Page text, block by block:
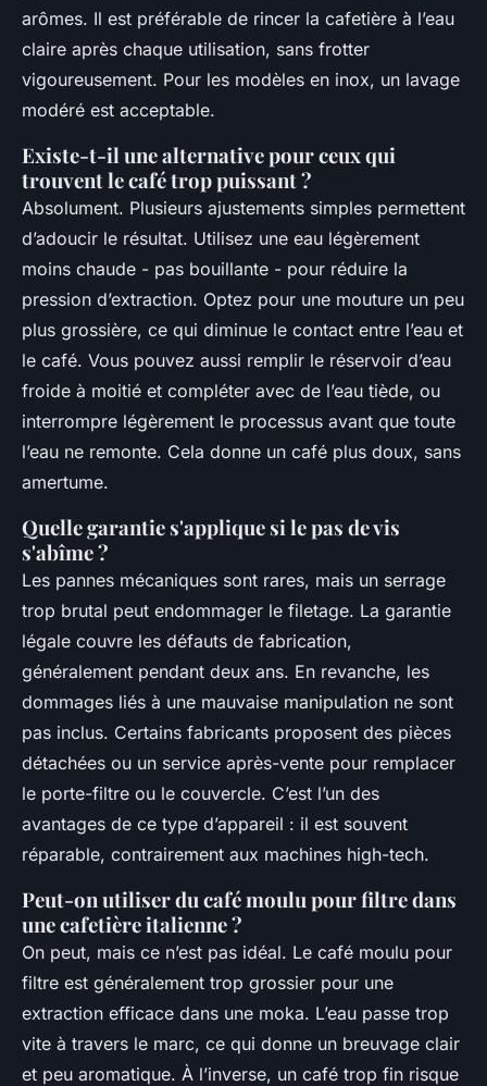
arômes. Il est préférable de rincer la cafetière à l’eau
claire après chaque utilisation, sans frotter
vigoureusement. Pour les modèles en inox, un lavage
modéré est acceptable.
Existe-t-il une alternative pour ceux qui
trouvent le café trop puissant ?
Absolument. Plusieurs ajustements simples permettent
d’adoucir le résultat. Utilisez une eau légèrement
moins chaude - pas bouillante - pour réduire la
pression d’extraction. Optez pour une mouture un peu
plus grossière, ce qui diminue le contact entre l’eau et
le café. Vous pouvez aussi remplir le réservoir d’eau
froide à moitié et compléter avec de l’eau tiède, ou
interrompre légèrement le processus avant que toute
l’eau ne remonte. Cela donne un café plus doux, sans
amertume.
Quelle garantie s'applique si le pas de vis
s'abîme ?
Les pannes mécaniques sont rares, mais un serrage
trop brutal peut endommager le filetage. La garantie
légale couvre les défauts de fabrication,
généralement pendant deux ans. En revanche, les
dommages liés à une mauvaise manipulation ne sont
pas inclus. Certains fabricants proposent des pièces
détachées ou un service après-vente pour remplacer
le porte-filtre ou le couvercle. C’est l’un des
avantages de ce type d’appareil : il est souvent
réparable, contrairement aux machines high-tech.
Peut-on utiliser du café moulu pour filtre dans
une cafetière italienne ?
On peut, mais ce n’est pas idéal. Le café moulu pour
filtre est généralement trop grossier pour une
extraction efficace dans une moka. L’eau passe trop
vite à travers le marc, ce qui donne un breuvage clair
et peu aromatique. À l’inverse, un café trop fin risque